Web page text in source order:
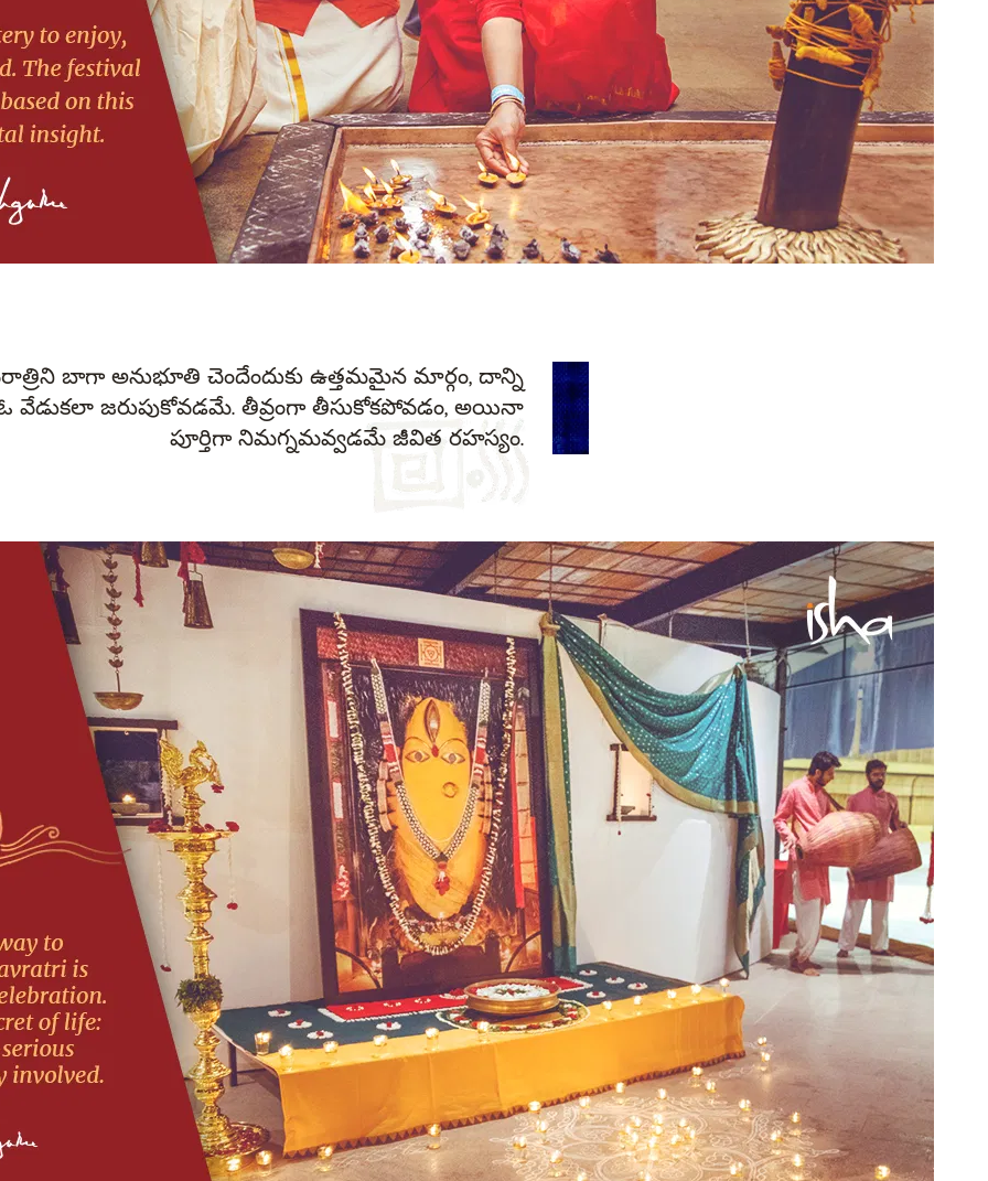
బాగా అనుభూతి చెందేందుకు ఉత్తమమైన మార్గం, దాన్ని
వేడుకలా జరుపుకోవడమే. తీవ్రంగా తీసుకోకపోవడం, అయినా
పూర్తిగా నిమగ్నమవ్వడమే జీవిత రహస్యం.